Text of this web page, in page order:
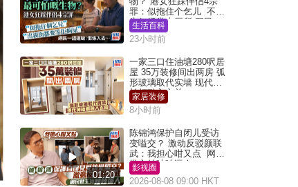
罪：似拖住个乞儿 不解
为何经常去厕所 网民一
语道破
生活百科
23小时前
一家三口住油塘280呎居
屋 35万装修间出两房 弧
形玻璃取代实墙 现代神
枱柜融入玄关
家居装修
8小时前
01:20
陈锦鸿保护自闭儿受访
变嗌交？ 激动反驳颜联
武：我担心咁又点 网民
批主持咄咄逼人
影视圈
2026-08-08 09:00 HKT